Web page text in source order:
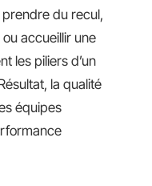
du recul,
accueillir une
les piliers d’un
la qualité
équipes